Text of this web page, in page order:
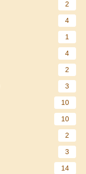
2
4
1
4
2
3
10
10
2
3
14